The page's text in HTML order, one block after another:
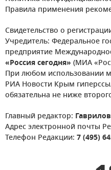
Правила применения
Свидетельство о
Учредитель: Федеральное
предприятие
«Россия сегодня» (МИА
При любом использовании
РИА Новости Крым
обязательна не ниже
Главный редактор:
Адрес электронной почты
Телефон Редакции: 7 (495)